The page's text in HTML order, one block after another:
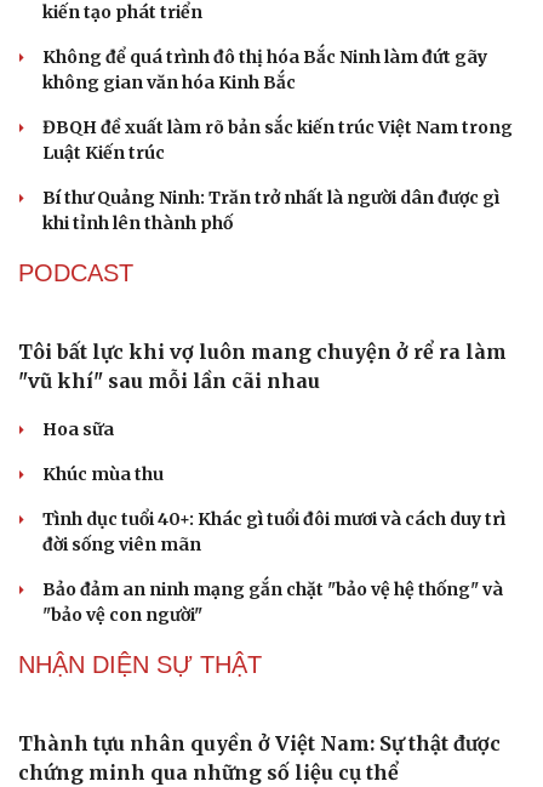
Du lịch
Tư vấn
check-in
Cửa sổ tình yêu
kiến tạo phát triển
Không để quá trình đô thị hóa Bắc Ninh làm đứt gãy
không gian văn hóa Kinh Bắc
ĐBQH đề xuất làm rõ bản sắc kiến trúc Việt Nam trong
Luật Kiến trúc
Bí thư Quảng Ninh: Trăn trở nhất là người dân được gì
khi tỉnh lên thành phố
PODCAST
Tôi bất lực khi vợ luôn mang chuyện ở rể ra làm
"vũ khí" sau mỗi lần cãi nhau
Hoa sữa
Khúc mùa thu
Tình dục tuổi 40+: Khác gì tuổi đôi mươi và cách duy trì
đời sống viên mãn
Bảo đảm an ninh mạng gắn chặt "bảo vệ hệ thống" và
"bảo vệ con người"
NHẬN DIỆN SỰ THẬT
Thành tựu nhân quyền ở Việt Nam: Sự thật được
chứng minh qua những số liệu cụ thể